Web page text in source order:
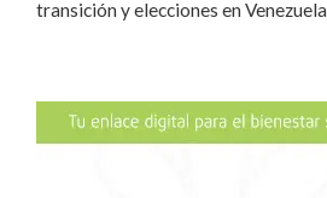
transición y elecciones en Venezuela